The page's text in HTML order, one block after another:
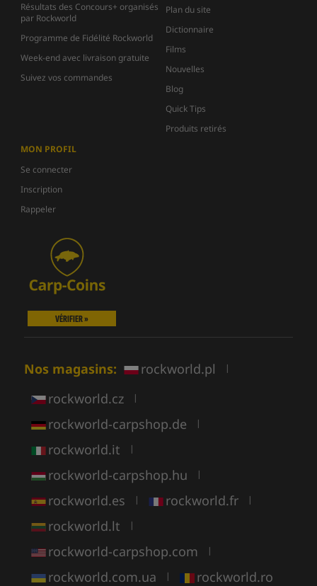
Résultats des Concours+ organisés
par Rockworld
Programme de Fidélité Rockworld
Week-end avec livraison gratuite
Suivez vos commandes
Plan du site
Dictionnaire
Films
Nouvelles
Blog
Quick Tips
Produits retirés
MON PROFIL
Se connecter
Inscription
Rappeler
VÉRIFIER »
Nos magasins: rockworld.pl |
rockworld.cz |
rockworld-carpshop.de |
rockworld.it |
rockworld-carpshop.hu |
rockworld.es | rockworld.fr |
rockworld.lt |
rockworld-carpshop.com |
rockworld.com.ua | rockworld.ro